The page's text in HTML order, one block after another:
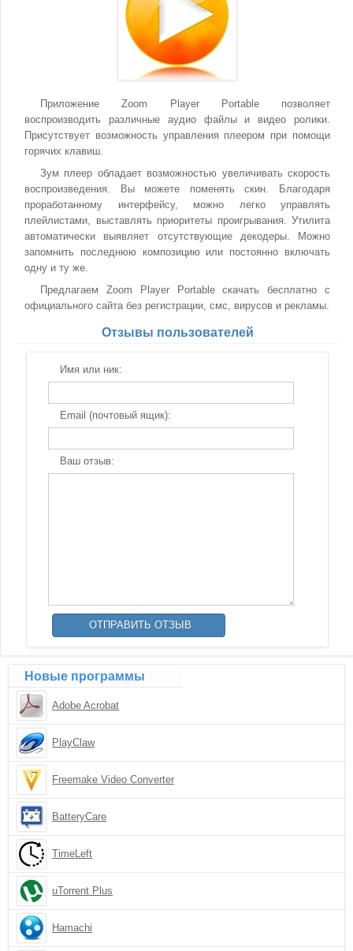
Приложение Zoom Player Portable позволяет
воспроизводить различные аудио файлы и видео ролики.
Присутствует возможность управления плеером при помощи
горячих клавиш.
Зум плеер обладает возможностью увеличивать скорость
воспроизведения. Вы можете поменять скин. Благодаря
проработанному интерфейсу, можно легко управлять
плейлистами, выставлять приоритеты проигрывания. Утилита
автоматически выявляет отсутствующие декодеры. Можно
запомнить последнюю композицию или постоянно включать
одну и ту же.
Предлагаем Zoom Player Portable скачать бесплатно с
официального сайта без регистрации, смс, вирусов и рекламы.
Отзывы пользователей
Имя или ник:
Email (почтовый ящик):
Ваш отзыв:
Новые программы
Adobe Acrobat
PlayClaw
Freemake Video Converter
BatteryCare
TimeLeft
uTorrent Plus
Hamachi